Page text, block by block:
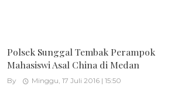
Polsek Sunggal Tembak Perampok
Mahasiswi Asal China di Medan
By Minggu, 17 Juli 2016 | 15:50